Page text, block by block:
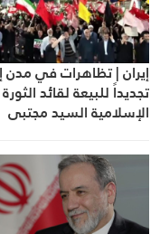
إيران | تظاهرات في مدن
تجديداً للبيعة لقائد الثورة
الإسلامية السيد مجتبى